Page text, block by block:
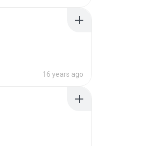
16 years ago